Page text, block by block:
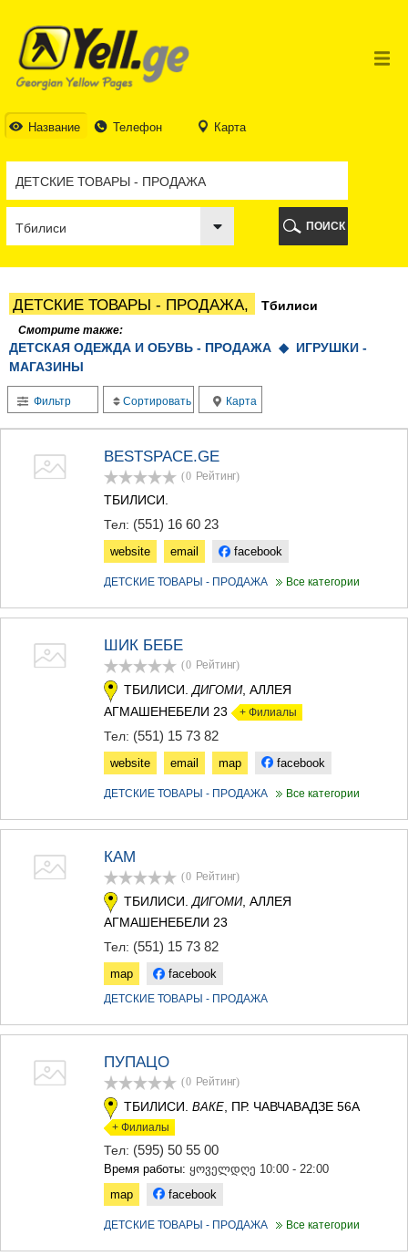
Название Телефон Карта
ТБИЛИСИ
ТБИЛИСИ
АБХАЗИЯ
ГАЛИ
БАТУМИ
КОБУЛЕТИ
ШУАХЕВИ
ЧАКВИ
ОЗУРГЕТИ
ЧОХАТАУРИ
УРЕКИ
ИМЕРЕТИЯ
БАГДАТИ
ВАНИ
ЗЕСТАФОНИ
САЧХЕРЕ
ТКИБУЛИ
АХМЕТА
ДЕДОПЛИСЦКАРО
ТЕЛАВИ
МЦХЕТА-МТИАНЕТИ
МЦХЕТА
СТЕПАНЦМИНДА (КАЗБЕГИ)
ГУДАУРИ
РАЧА-ЛЕЧХУМИ/НИЖНЯЯ
СВАНЕТИЯ
ЗУГДИДИ
МАРТВИЛИ
ЦАЛЕНДЖИХА
САМЦХЕ-ДЖАВАХЕТИ
ПОИСК
ДЕТСКИЕ ТОВАРЫ - ПРОДАЖА, Тбилиси
Смотрите также:
ДЕТСКАЯ ОДЕЖДА И ОБУВЬ - ПРОДАЖА ◆ ИГРУШКИ -
МАГАЗИНЫ
Фильтр Сортировать Карта
BESTSPACE.GE
(0 Рейтинг)
ТБИЛИСИ.
Тел: (551) 16 60 23
website email facebook
ДЕТСКИЕ ТОВАРЫ - ПРОДАЖА Все категории
ШИК БЕБЕ
(0 Рейтинг)
ТБИЛИСИ. ДИГОМИ, АЛЛЕЯ
АГМАШЕНЕБЕЛИ 23 + Филиалы
Тел: (551) 15 73 82
website email map facebook
ДЕТСКИЕ ТОВАРЫ - ПРОДАЖА Все категории
КАМ
(0 Рейтинг)
ТБИЛИСИ. ДИГОМИ, АЛЛЕЯ
АГМАШЕНЕБЕЛИ 23
Тел: (551) 15 73 82
map facebook
ДЕТСКИЕ ТОВАРЫ - ПРОДАЖА
ПУПАЦО
(0 Рейтинг)
ТБИЛИСИ. ВАКЕ , ПР. ЧАВЧАВАДЗЕ 56А
+ Филиалы
Тел: (595) 50 55 00
Время работы: ყოველდღე 10:00 - 22:00
map
facebook
ДЕТСКИЕ ТОВАРЫ - ПРОДАЖА Все категории